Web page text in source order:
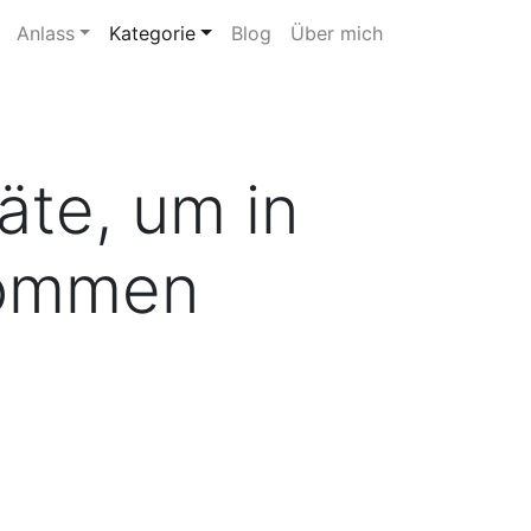
Anlass Kategorie Blog Über mich
um in